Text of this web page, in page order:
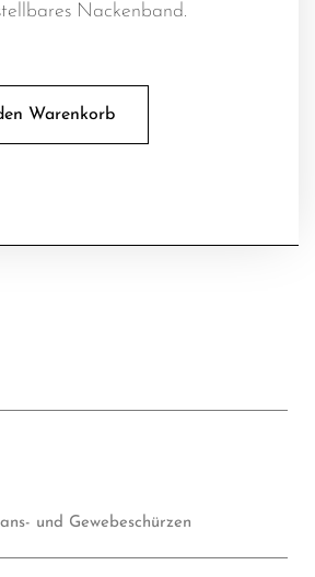
Nackenband.
Warenkorb
und Gewebeschürzen